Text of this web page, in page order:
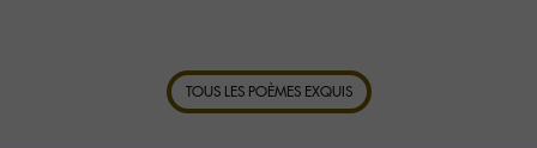
TOUS LES POÈMES EXQUIS